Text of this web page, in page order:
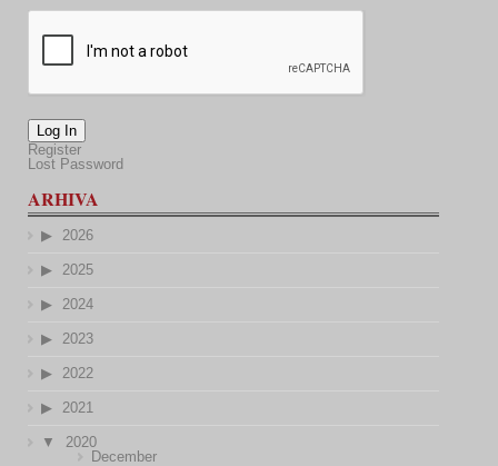
Log In
Register
Lost Password
ARHIVA
2026
2025
2024
2023
2022
2021
2020
December